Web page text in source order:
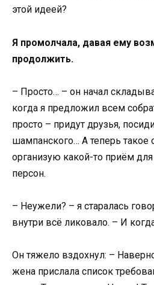
этой идеей?
Я промолчала, давая ему
продолжить.
– Просто… – он начал
когда я предложил всем
просто – придут друзья,
шампанского… А теперь такое
организую какой-то приём
персон.
– Неужели? – я старалась
внутри всё ликовало. – И
Он тяжело вздохнул: –
жена прислала список